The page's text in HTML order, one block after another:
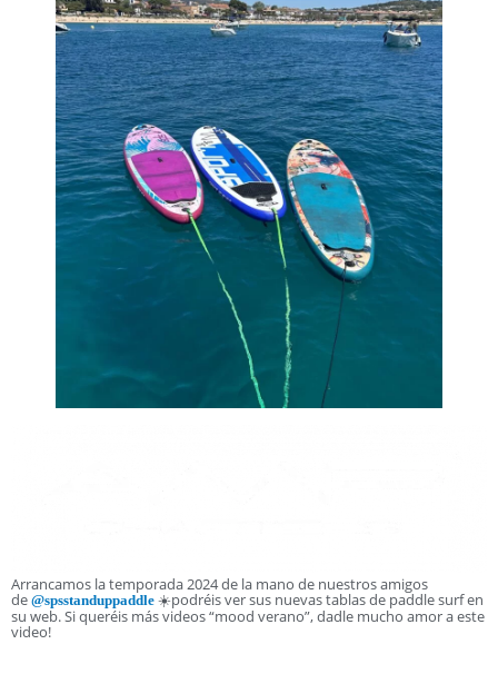
Arrancamos la temporada 2024 de la mano de nuestros amigos
de @spsstanduppaddle ☀️podréis ver sus nuevas tablas de paddle surf en
su web. Si queréis más videos “mood verano”, dadle mucho amor a este
video!